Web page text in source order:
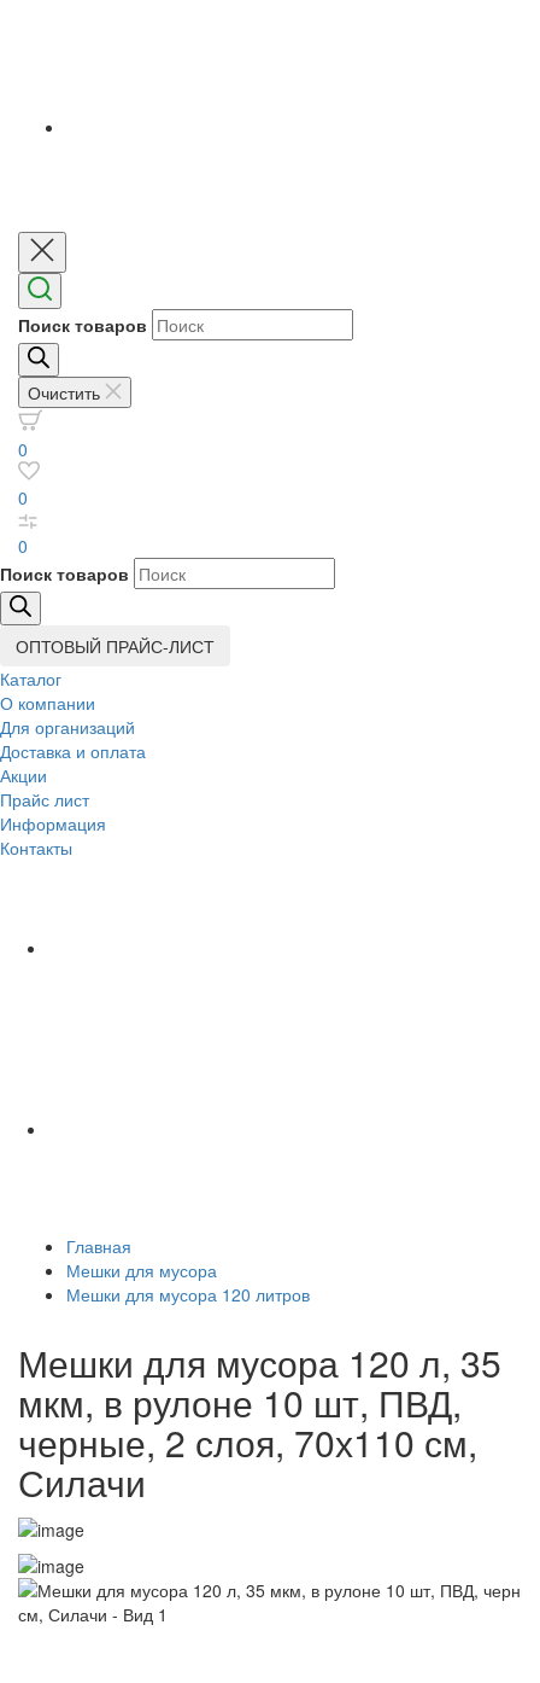
Поиск товаров
Очистить
0
0
0
Поиск товаров
ОПТОВЫЙ ПРАЙС-ЛИСТ
Каталог
О компании
Для организаций
Доставка и оплата
Акции
Прайс лист
Информация
Контакты
Главная
Мешки для мусора
Мешки для мусора 120 литров
Мешки для мусора 120 л, 35
мкм, в рулоне 10 шт, ПВД,
черные, 2 слоя, 70х110 см,
Силачи